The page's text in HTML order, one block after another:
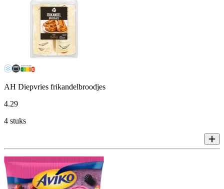
AH Diepvries frikandelbroodjes
4.29
4 stuks